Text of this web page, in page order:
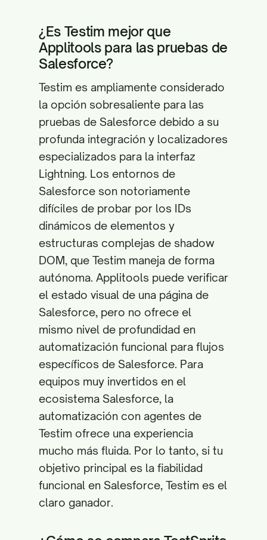
¿Es Testim mejor que
Applitools para las pruebas de
Salesforce?
Testim es ampliamente considerado
la opción sobresaliente para las
pruebas de Salesforce debido a su
profunda integración y localizadores
especializados para la interfaz
Lightning. Los entornos de
Salesforce son notoriamente
difíciles de probar por los IDs
dinámicos de elementos y
estructuras complejas de shadow
DOM, que Testim maneja de forma
autónoma. Applitools puede verificar
el estado visual de una página de
Salesforce, pero no ofrece el
mismo nivel de profundidad en
automatización funcional para flujos
específicos de Salesforce. Para
equipos muy invertidos en el
ecosistema Salesforce, la
automatización con agentes de
Testim ofrece una experiencia
mucho más fluida. Por lo tanto, si tu
objetivo principal es la fiabilidad
funcional en Salesforce, Testim es el
claro ganador.